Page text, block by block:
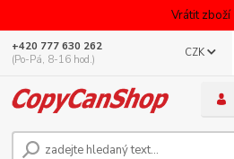
Vrátit zboží
CZK
+420 777 630 262
(Po-Pá, 8-16 hod.)